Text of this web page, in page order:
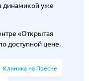
Клиника на Пресне
динамикой уже
«Открытая
доступной цене.